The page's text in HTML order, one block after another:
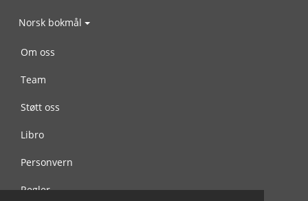
Norsk bokmål
Om oss
Team
Støtt oss
Libro
Personvern
Regler